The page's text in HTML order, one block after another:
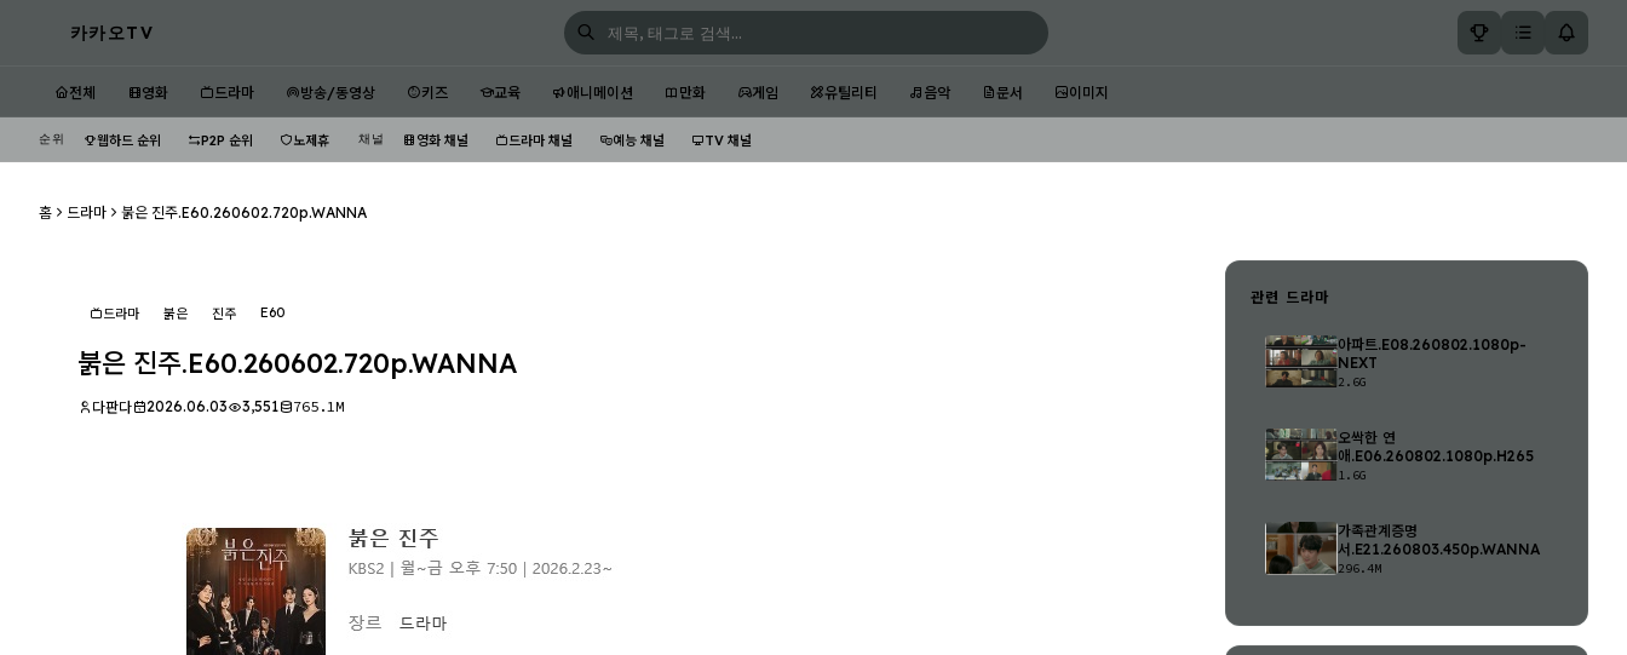
카카오TV
전체 영화 드라마 방송/동영상 키즈 교육 애니메이션 만화 게임 유틸리티 음악 문서 이미지
순위 웹하드 순위 P2P 순위 노제휴 채널 영화 채널 드라마 채널 예능 채널 TV 채널
홈 드라마 붉은 진주.E60.260602.720p.WANNA
드라마 붉은 진주 E60
붉은 진주.E60.260602.720p.WANNA
다판다 2026.06.03 3,551 765.1M
관련 드라마
아파트.E08.260802.1080p-
NEXT
2.6G
오싹한 연
애.E06.260802.1080p.H265
1.6G
가족관계증명
서.E21.260803.450p.WANNA
296.4M